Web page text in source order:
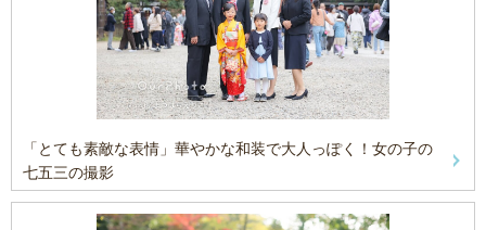
「とても素敵な表情」華やかな和装で大人っぽく！女の子の
七五三の撮影